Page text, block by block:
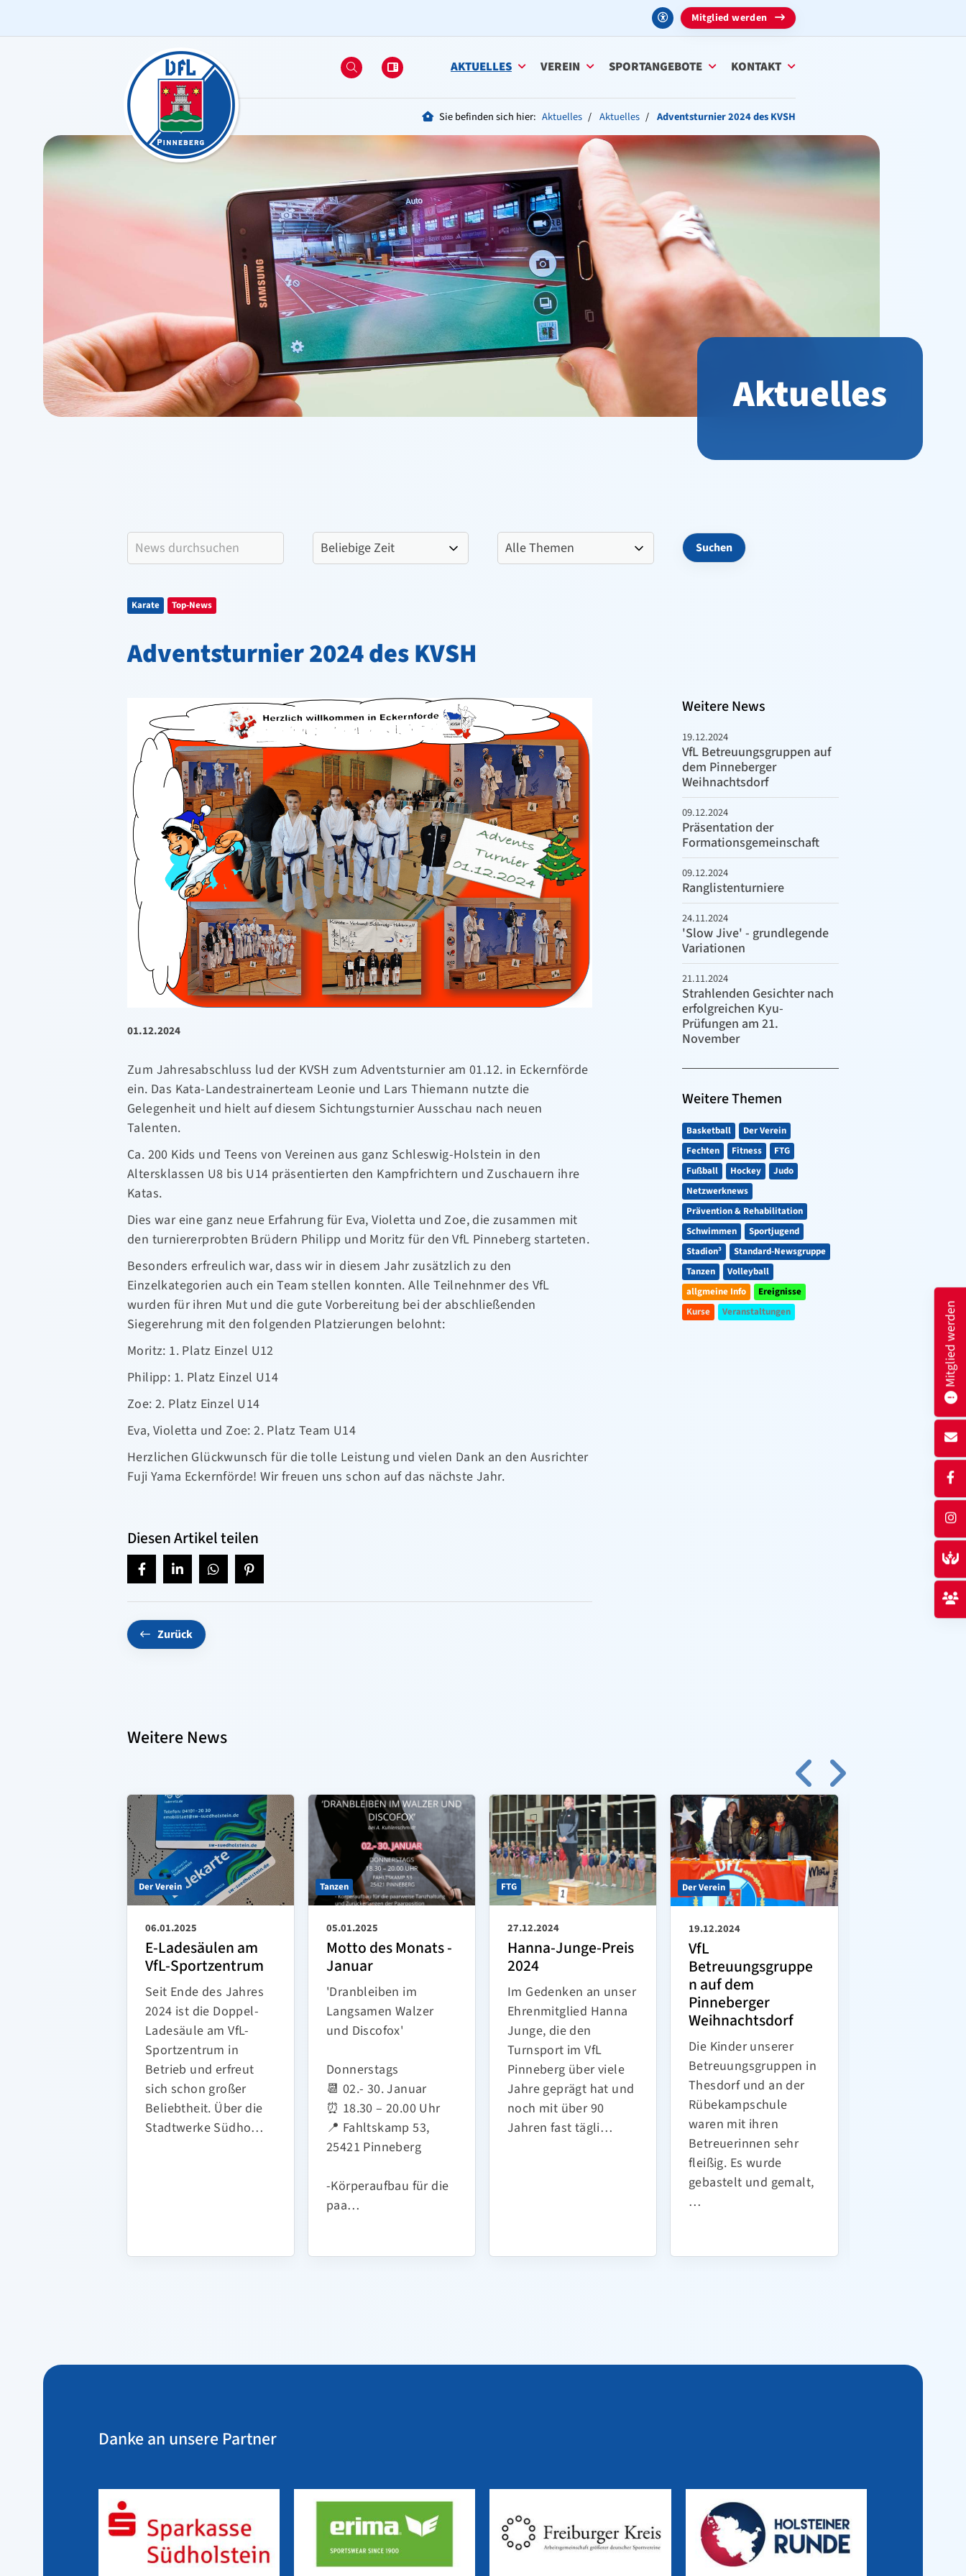
Mitglied werden
AKTUELLES VEREIN SPORTANGEBOTE KONTAKT
Sie befinden sich hier: Aktuelles Aktuelles Adventsturnier 2024 des KVSH
Aktuelles
Karate Top-News
Adventsturnier 2024 des KVSH
01.12.2024
Zum Jahresabschluss lud der KVSH zum Adventsturnier am 01.12. in Eckernförde
ein. Das Kata-Landestrainerteam Leonie und Lars Thiemann nutzte die
Gelegenheit und hielt auf diesem Sichtungsturnier Ausschau nach neuen
Talenten.
Ca. 200 Kids und Teens von Vereinen aus ganz Schleswig-Holstein in den
Altersklassen U8 bis U14 präsentierten den Kampfrichtern und Zuschauern ihre
Katas.
Dies war eine ganz neue Erfahrung für Eva, Violetta und Zoe, die zusammen mit
den turniererprobten Brüdern Philipp und Moritz für den VfL Pinneberg starteten.
Besonders erfreulich war, dass wir in diesem Jahr zusätzlich zu den
Einzelkategorien auch ein Team stellen konnten. Alle Teilnehnmer des VfL
wurden für ihren Mut und die gute Vorbereitung bei der abschließenden
Siegerehrung mit den folgenden Platzierungen belohnt:
Moritz: 1. Platz Einzel U12
Philipp: 1. Platz Einzel U14
Zoe: 2. Platz Einzel U14
Eva, Violetta und Zoe: 2. Platz Team U14
Herzlichen Glückwunsch für die tolle Leistung und vielen Dank an den Ausrichter
Fuji Yama Eckernförde! Wir freuen uns schon auf das nächste Jahr.
Diesen Artikel teilen
Zurück
Weitere News
19.12.2024
VfL Betreuungsgruppen auf
dem Pinneberger
Weihnachtsdorf
09.12.2024
Präsentation der
Formationsgemeinschaft
09.12.2024
Ranglistenturniere
24.11.2024
'Slow Jive' - grundlegende
Variationen
21.11.2024
Strahlenden Gesichter nach
erfolgreichen Kyu-
Prüfungen am 21.
November
Weitere Themen
Basketball
Der Verein
Fechten
Fitness
FTG
Fußball
Hockey
Judo
Netzwerknews
Prävention & Rehabilitation
Schwimmen
Sportjugend
Stadion³
Standard-Newsgruppe
Tanzen
Volleyball
allgmeine Info
Ereignisse
Kurse
Veranstaltungen
Weitere News
Der Verein
06.01.2025
E-Ladesäulen am
VfL-Sportzentrum
Seit Ende des Jahres
2024 ist die Doppel-
Ladesäule am VfL-
Sportzentrum in
Betrieb und erfreut
sich schon großer
Beliebtheit. Über die
Stadtwerke Südho…
Tanzen
05.01.2025
Motto des Monats -
Januar
'Dranbleiben im
Langsamen Walzer
und Discofox'
Donnerstags
📆 02.- 30. Januar
⏰ 18.30 – 20.00 Uhr
📍 Fahltskamp 53,
25421 Pinneberg
-Körperaufbau für die
paa…
FTG
27.12.2024
Hanna-Junge-Preis
2024
Im Gedenken an unser
Ehrenmitglied Hanna
Junge, die den
Turnsport im VfL
Pinneberg über viele
Jahre geprägt hat und
noch mit über 90
Jahren fast tägli…
Der Verein
19.12.2024
VfL
Betreuungsgruppe
n auf dem
Pinneberger
Weihnachtsdorf
Die Kinder unserer
Betreuungsgruppen in
Thesdorf und an der
Rübekampschule
waren mit ihren
Betreuerinnen sehr
fleißig. Es wurde
gebastelt und gemalt,
…
Danke an unsere Partner
Mitglied werden